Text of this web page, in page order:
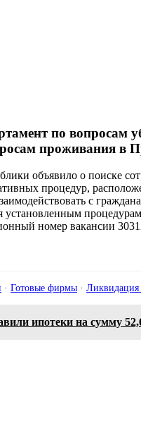
по
проживания в
объявило о поиске
процедур,
с
установленным
номер вакансии
· Готовые фирмы ·
ипотеки на сумму